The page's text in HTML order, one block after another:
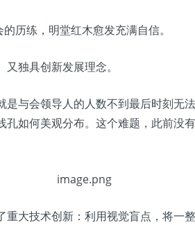
历练，明堂红木愈发充满自信。
独具创新发展理念。
是与会领导人的人数不到最后时刻无
孔如何美观分布。这个难题，此前没
大技术创新：利用视觉盲点，将一